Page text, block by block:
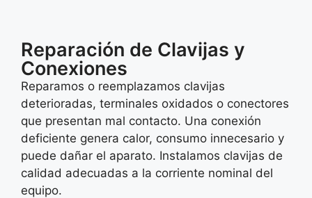
Reparación de Clavijas y
Conexiones
Reparamos o reemplazamos clavijas
deterioradas, terminales oxidados o conectores
que presentan mal contacto. Una conexión
deficiente genera calor, consumo innecesario y
puede dañar el aparato. Instalamos clavijas de
calidad adecuadas a la corriente nominal del
equipo.​